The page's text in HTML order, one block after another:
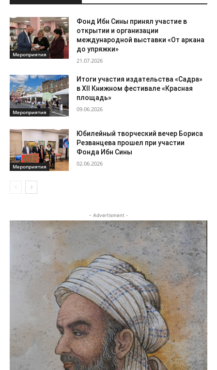
Мероприятия
Фонд Ибн Сины принял участие в
открытии и организации
международной выставки «От аркана
до упряжки»
21.07.2026
Мероприятия
Итоги участия издательства «Садра»
в XII Книжном фестивале «Красная
площадь»
09.06.2026
Мероприятия
Юбилейный творческий вечер Бориса
Резванцева прошел при участии
Фонда Ибн Сины
02.06.2026
- Advertisment -